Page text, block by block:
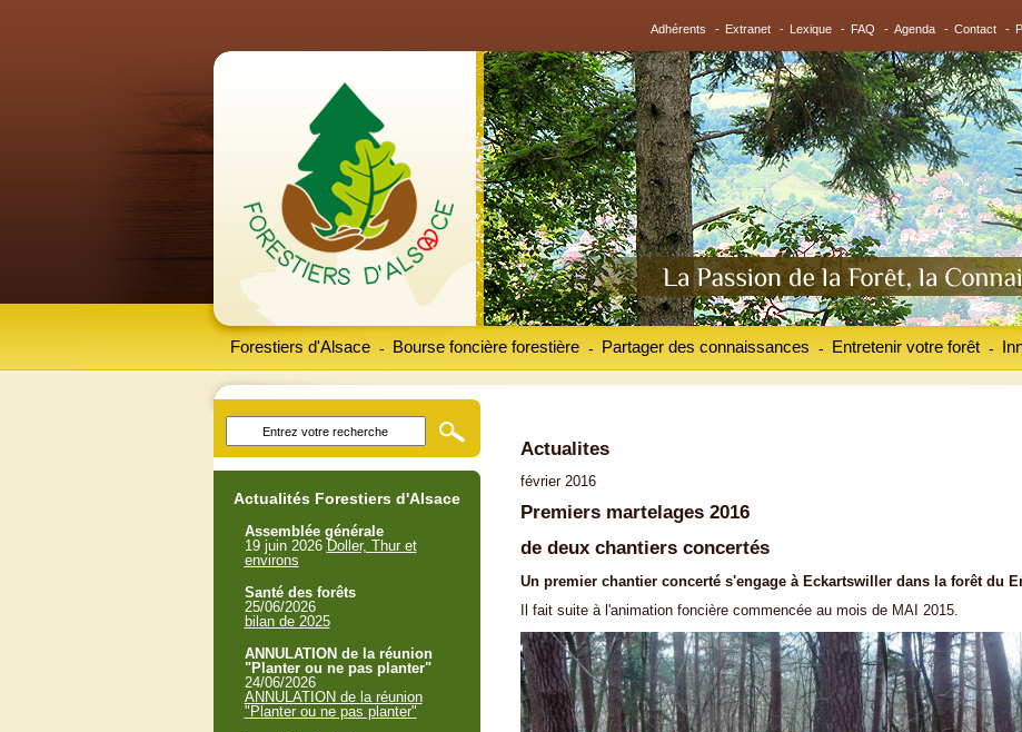
Adhérents - Extranet - Lexique - FAQ - Agenda - Contact -
Forestiers d'Alsace Bourse foncière forestière
- Partager des connaissances
- Entretenir votre forêt
- -
Actualites
février 2016
Premiers martelages 2016
de deux chantiers concertés
Un premier chantier concerté s'engage à Eckartswiller dans la forêt du
Il fait suite à l'animation foncière commencée au mois de MAI 2015.
Actualités Forestiers d'Alsace
Assemblée générale
19 juin 2026 Doller, Thur et
environs
Santé des forêts
25/06/2026
bilan de 2025
ANNULATION de la réunion
"Planter ou ne pas planter"
24/06/2026
ANNULATION de la réunion
"Planter ou ne pas planter"